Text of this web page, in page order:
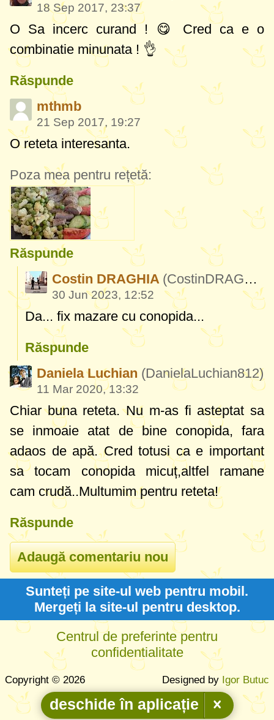
18 Sep 2017, 23:37
O Sa incerc curand ! 😋 Cred ca e o
combinatie minunata ! 👌
Răspunde
mthmb
21 Sep 2017, 19:27
O reteta interesanta.
Poza mea pentru rețetă:
Răspunde
Costin DRAGHIA (CostinDRAGHIA332)
30 Jun 2023, 12:52
Da... fix mazare cu conopida...
Răspunde
Daniela Luchian (DanielaLuchian812)
11 Mar 2020, 13:32
Chiar buna reteta. Nu m-as fi asteptat sa
se inmoaie atat de bine conopida, fara
adaos de apă. Cred totusi ca e important
sa tocam conopida micuț,altfel ramane
cam crudă..Multumim pentru reteta!
Răspunde
Sunteți pe site-ul web pentru mobil.
Mergeți la site-ul pentru desktop.
Centrul de preferinte pentru
confidentialitate
Copyright © 2026 Designed by Igor Butuc
deschide în aplicație